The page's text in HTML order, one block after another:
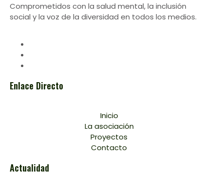
Comprometidos con la salud mental, la inclusión
social y la voz de la diversidad en todos los medios.
Enlace Directo
Inicio
La asociación
Proyectos
Contacto
Actualidad